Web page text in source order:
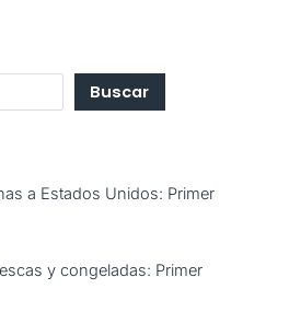
Buscar
a Estados Unidos: Primer
y congeladas: Primer